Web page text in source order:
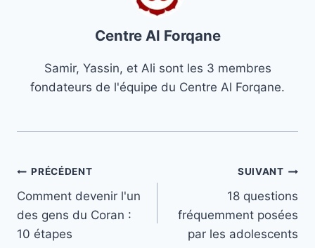
Centre Al Forqane
Samir, Yassin, et Ali sont les 3 membres
fondateurs de l'équipe du Centre Al Forqane.
Navigation
de
l’article
PRÉCÉDENT
Comment devenir l'un
des gens du Coran :
10 étapes
SUIVANT
18 questions
fréquemment posées
par les adolescents